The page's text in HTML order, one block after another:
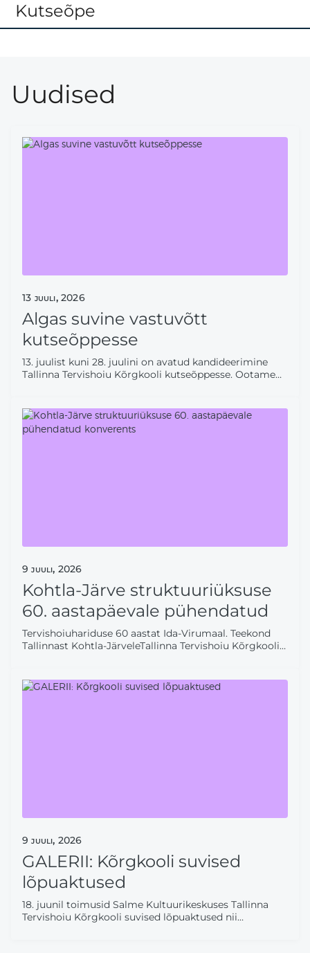
Kutseõpe
Uudised
13 juuli,2026
Algas suvine vastuvõtt
kutseõppesse
13. juulist kuni 28. juulini on avatud kandideerimine
Tallinna Tervishoiu Kõrgkooli kutseõppesse. Ootame
hoolivus ja professionaalsus käivad
käsikäes.KUTSEÕPPE ÕPPEKAVAD:Hooldustöötaja 1,5
aastat, koolipõhine/töökohapõhine õpe.Lapsehoidja
9juuli, 2026
Kohtla-Järve struktuuriüksuse
60. aastapäevale pühendatud
konverents
Tervishoiuhariduse 60 aastat Ida-Virumaal. Teekond
Tallinnast Kohtla-JärveleTallinna Tervishoiu Kõrgkooli
aastat Ida-Virumaal. Teekond Tallinnast Kohtla-
Järvele“, mis toimub 16. oktoobril 2026 algusega kell
9juuli, 2026
GALERII: Kõrgkooli suvised
lõpuaktused
18. juunil toimusid Salme Kultuurikeskuses Tallinna
Tervishoiu Kõrgkooli suvised lõpuaktused nii